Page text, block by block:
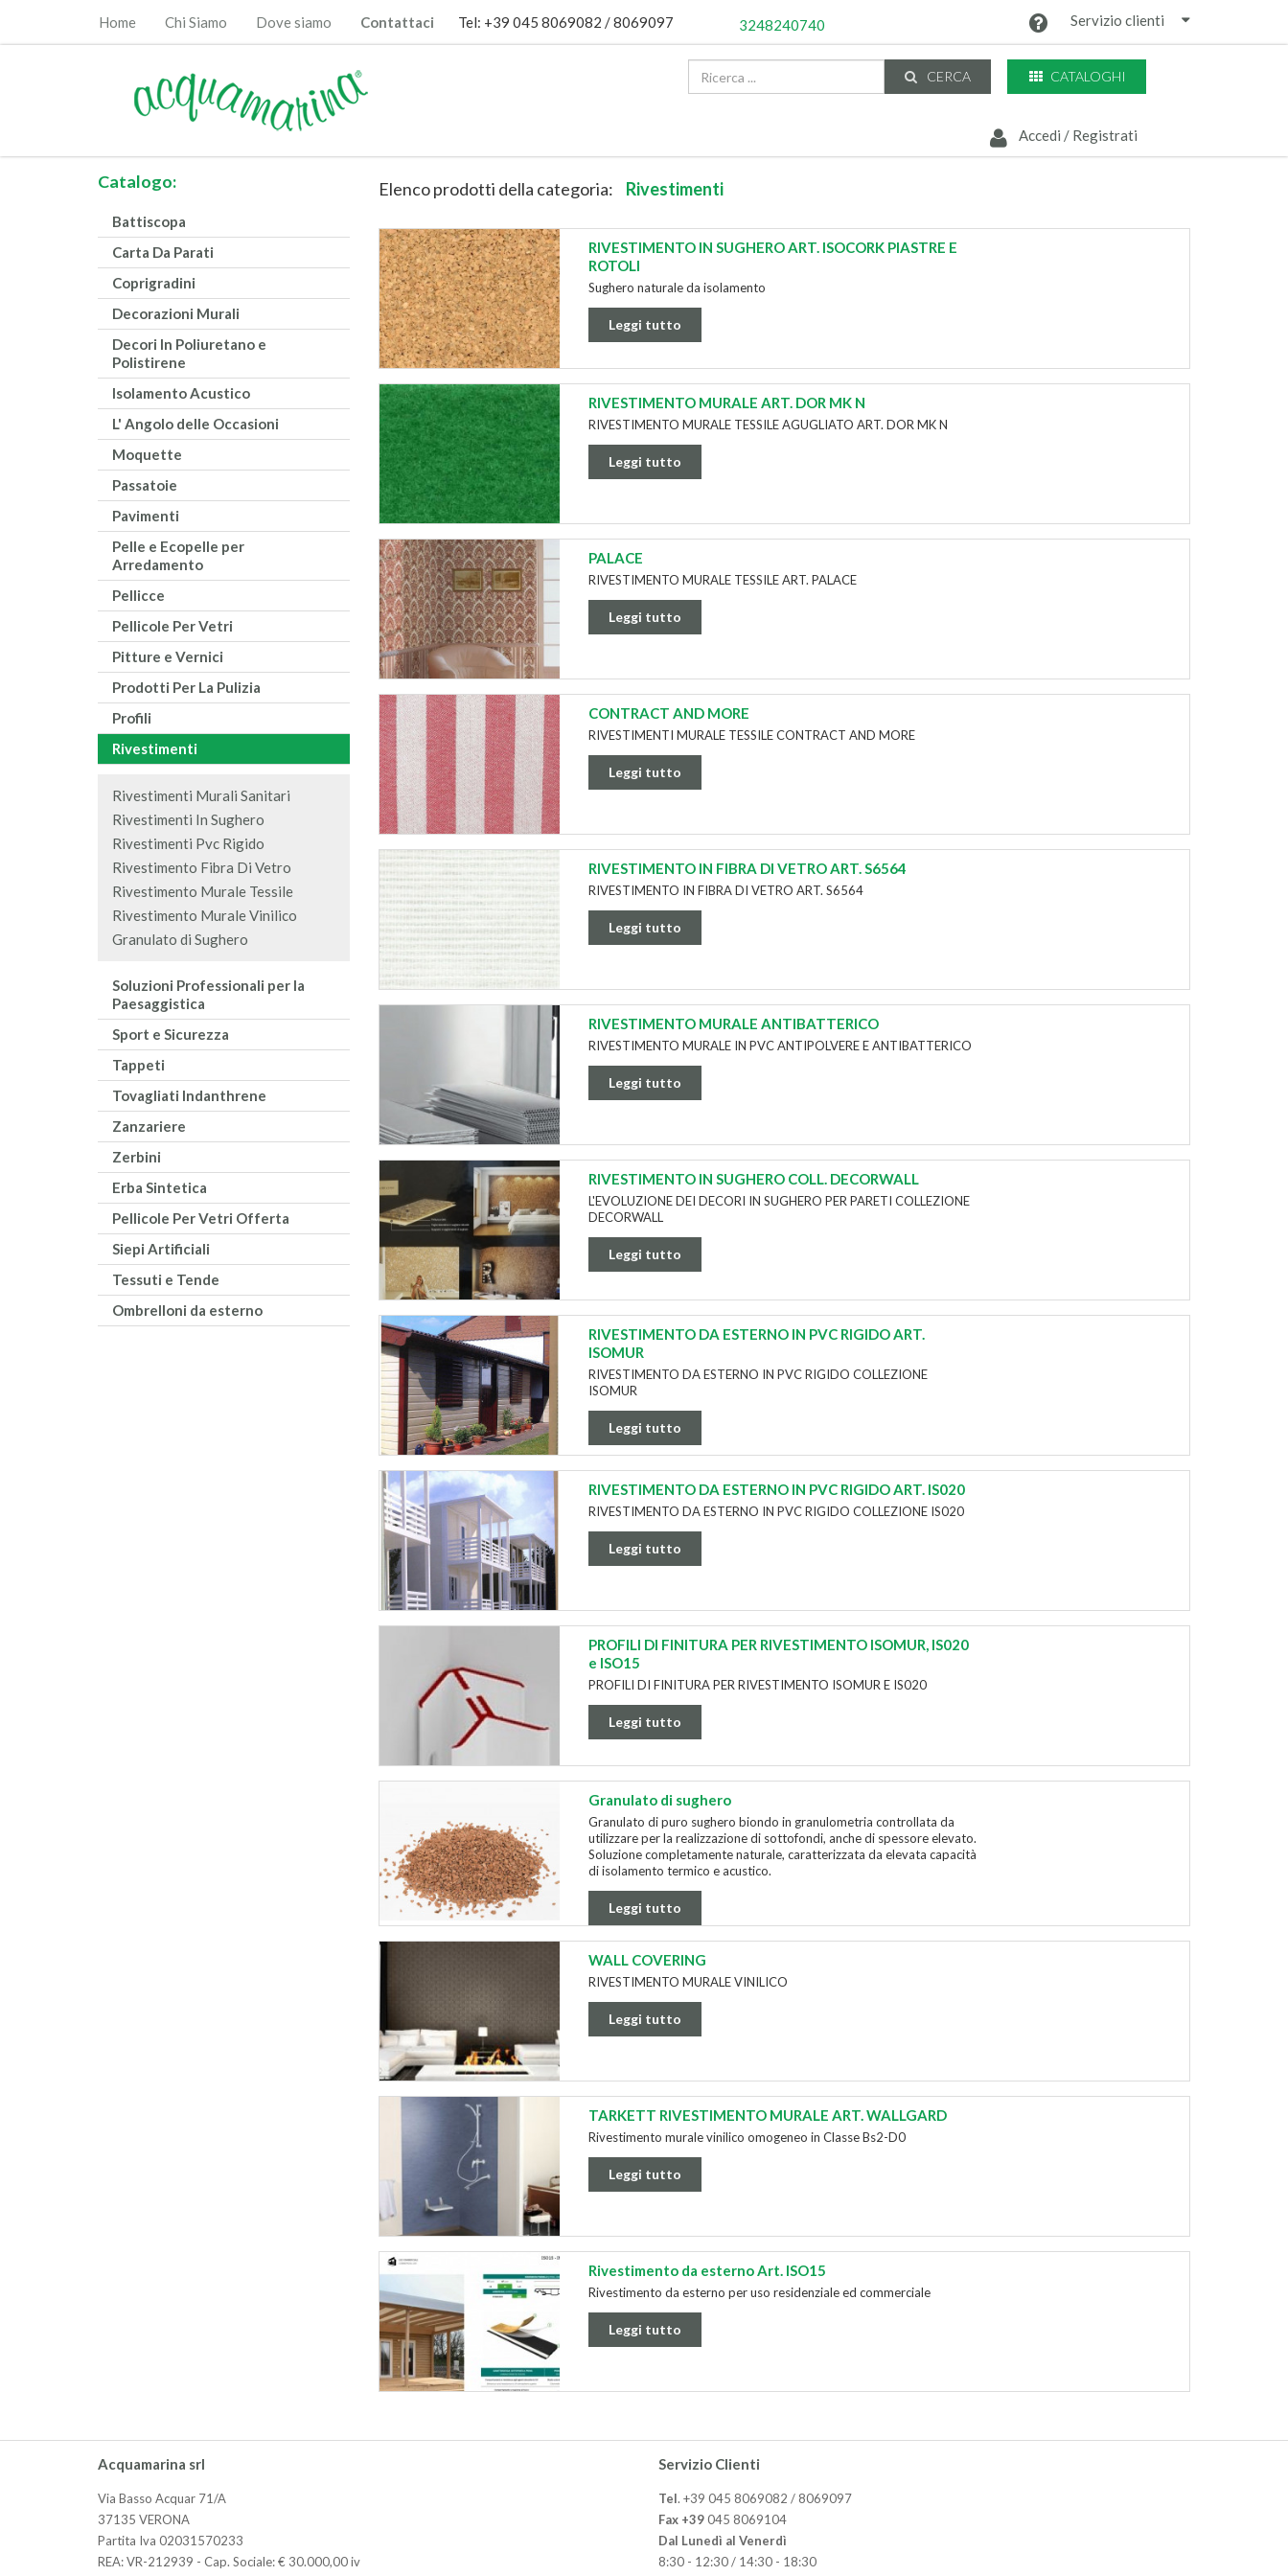
Home Chi Siamo Dove siamo Contattaci Tel: +39 045 8069082 / 8069097 3248240740 Servizio clienti
CERCA CATALOGHI
Accedi / Registrati
Catalogo:
Battiscopa
Carta Da Parati
Coprigradini
Decorazioni Murali
Decori In Poliuretano e
Polistirene
Isolamento Acustico
L' Angolo delle Occasioni
Moquette
Passatoie
Pavimenti
Pelle e Ecopelle per
Arredamento
Pellicce
Pellicole Per Vetri
Pitture e Vernici
Prodotti Per La Pulizia
Profili
Rivestimenti
Rivestimenti Murali Sanitari
Rivestimenti In Sughero
Rivestimenti Pvc Rigido
Rivestimento Fibra Di Vetro
Rivestimento Murale Tessile
Rivestimento Murale Vinilico
Granulato di Sughero
Soluzioni Professionali per la
Paesaggistica
Sport e Sicurezza
Tappeti
Tovagliati Indanthrene
Zanzariere
Zerbini
Erba Sintetica
Pellicole Per Vetri Offerta
Siepi Artificiali
Tessuti e Tende
Ombrelloni da esterno
Elenco prodotti della categoria: Rivestimenti
RIVESTIMENTO IN SUGHERO ART. ISOCORK PIASTRE E
ROTOLI
Sughero naturale da isolamento
Leggi tutto
RIVESTIMENTO MURALE ART. DOR MK N
RIVESTIMENTO MURALE TESSILE AGUGLIATO ART. DOR MK N
Leggi tutto
PALACE
RIVESTIMENTO MURALE TESSILE ART. PALACE
Leggi tutto
CONTRACT AND MORE
RIVESTIMENTI MURALE TESSILE CONTRACT AND MORE
Leggi tutto
RIVESTIMENTO IN FIBRA DI VETRO ART. S6564
RIVESTIMENTO IN FIBRA DI VETRO ART. S6564
Leggi tutto
RIVESTIMENTO MURALE ANTIBATTERICO
RIVESTIMENTO MURALE IN PVC ANTIPOLVERE E ANTIBATTERICO
Leggi tutto
RIVESTIMENTO IN SUGHERO COLL. DECORWALL
L'EVOLUZIONE DEI DECORI IN SUGHERO PER PARETI COLLEZIONE
DECORWALL
Leggi tutto
RIVESTIMENTO DA ESTERNO IN PVC RIGIDO ART.
ISOMUR
RIVESTIMENTO DA ESTERNO IN PVC RIGIDO COLLEZIONE
ISOMUR
Leggi tutto
RIVESTIMENTO DA ESTERNO IN PVC RIGIDO ART. IS020
RIVESTIMENTO DA ESTERNO IN PVC RIGIDO COLLEZIONE IS020
Leggi tutto
PROFILI DI FINITURA PER RIVESTIMENTO ISOMUR, IS020
e ISO15
PROFILI DI FINITURA PER RIVESTIMENTO ISOMUR E IS020
Leggi tutto
Granulato di sughero
Granulato di puro sughero biondo in granulometria controllata da
utilizzare per la realizzazione di sottofondi, anche di spessore elevato.
Soluzione completamente naturale, caratterizzata da elevata capacità
di isolamento termico e acustico.
Leggi tutto
WALL COVERING
RIVESTIMENTO MURALE VINILICO
Leggi tutto
TARKETT RIVESTIMENTO MURALE ART. WALLGARD
Rivestimento murale vinilico omogeneo in Classe Bs2-D0
Leggi tutto
Rivestimento da esterno Art. ISO15
​Rivestimento da esterno per uso residenziale ed commerciale
Leggi tutto
Acquamarina srl
Via Basso Acquar 71/A
37135 VERONA
Partita Iva 02031570233
REA: VR-212939 - Cap. Sociale: € 30.000,00 iv
Servizio Clienti
Tel. +39 045 8069082 / 8069097
Fax +39045 8069104
Dal Lunedì al Venerdì
8:30 - 12:30 / 14:30 - 18:30